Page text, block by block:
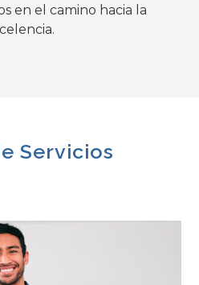
en el camino hacia la
Servicios